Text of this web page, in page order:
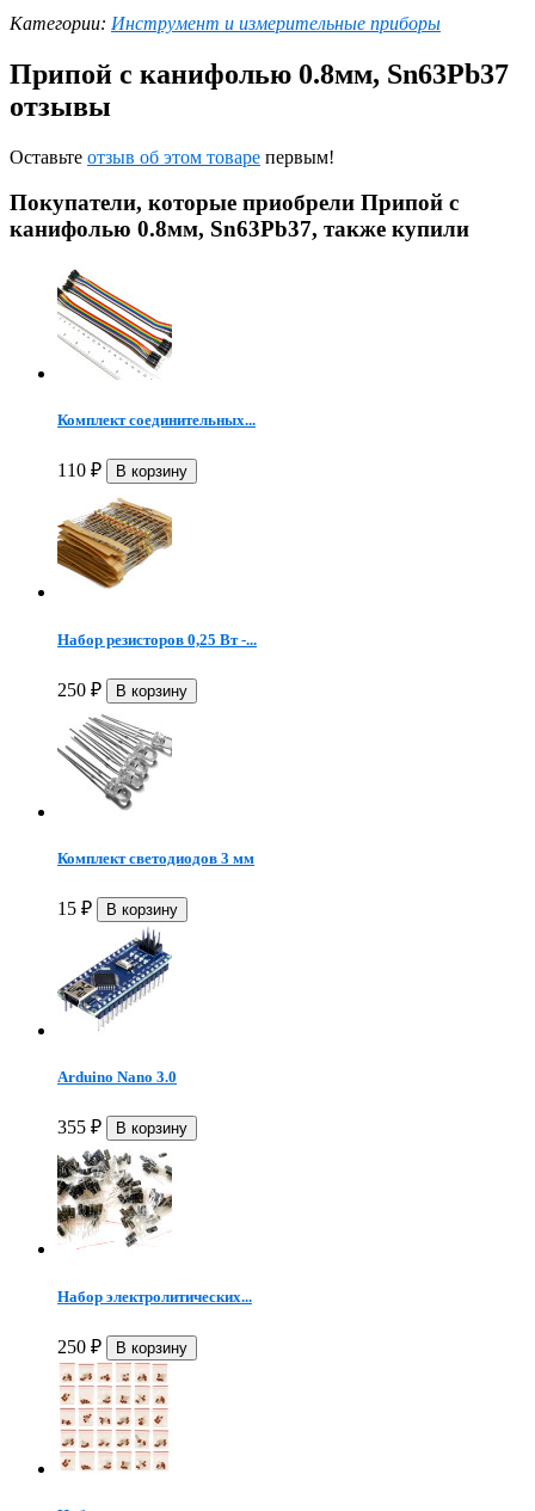
Категории: Инструмент и измерительные приборы
Припой с канифолью 0.8мм, Sn63Pb37
отзывы
Оставьте отзыв об этом товаре первым!
Покупатели, которые приобрели Припой с
канифолью 0.8мм, Sn63Pb37, также купили
Комплект соединительных...
110 ₽
Набор резисторов 0,25 Вт -...
250 ₽
Комплект светодиодов 3 мм
15 ₽
Arduino Nano 3.0
355 ₽
Набор электролитических...
250 ₽